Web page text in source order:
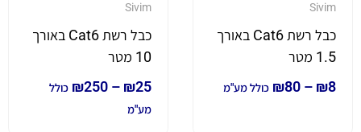
Sivim
כבל רשת Cat6 באורך
1.5 מטר
₪8
–
₪80 כולל מע"מ
Sivim
כבל רשת Cat6 באורך
10 מטר
₪25
–
₪250
כולל
מע"מ